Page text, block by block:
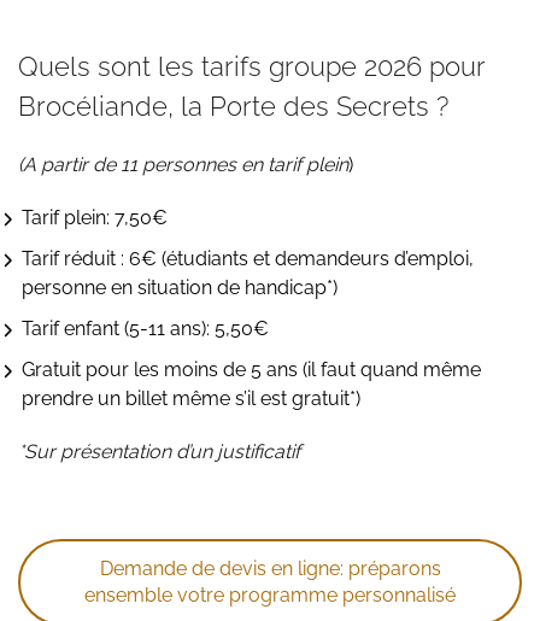
Quels sont les tarifs groupe 2026 pour
Brocéliande, la Porte des Secrets ?
(A partir de 11 personnes en tarif plein)
Tarif plein: 7,50€
Tarif réduit : 6€ (étudiants et demandeurs d’emploi,
personne en situation de handicap*)
Tarif enfant (5-11 ans): 5,50€
Gratuit pour les moins de 5 ans (il faut quand même
prendre un billet même s’il est gratuit*)
*Sur présentation d’un justificatif
Demande de devis en ligne: préparons
ensemble votre programme personnalisé